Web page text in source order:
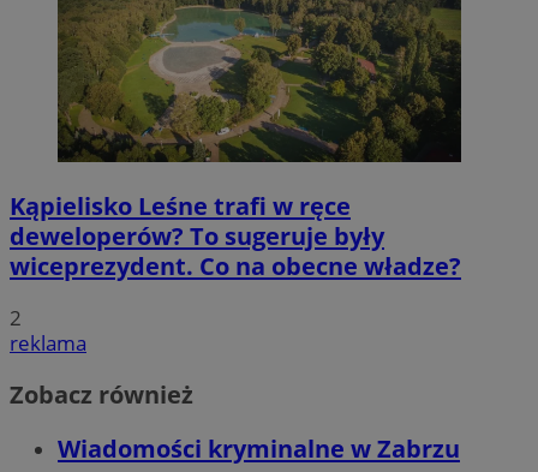
Kąpielisko Leśne trafi w ręce
deweloperów? To sugeruje były
wiceprezydent. Co na obecne władze?
2
reklama
Zobacz również
Wiadomości kryminalne w Zabrzu